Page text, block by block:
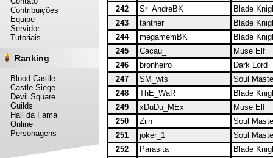
Contribuições
Equipe
Servidor
Tutoriais
Ranking
Blood Castle
Castle Siege
Devil Square
Guilds
Hall da Fama
Online
Personagens
242
Sr_AndreBK
Blade
243
tanther
Blade
244
megamemBK
Blade
245
Cacau_
Muse Elf
246
bronheiro
Dark Lord
247
SM_wts
Soul
248
ThE_WaR
Blade
249
xDuDu_MEx
Muse Elf
250
Ziin
Soul
251
joker_1
Soul
252
Parasita
Blade